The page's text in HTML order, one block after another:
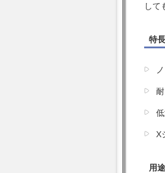
して
特長
X
用途